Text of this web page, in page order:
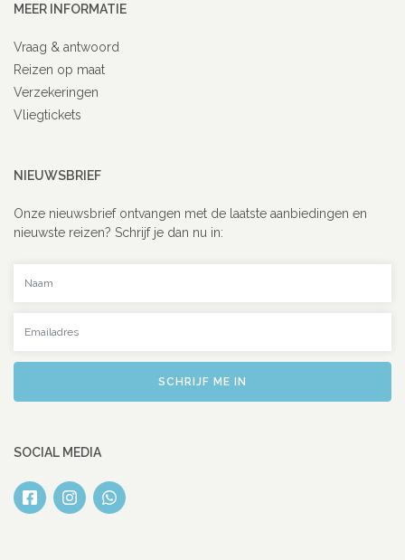
MEER INFORMATIE
Vraag & antwoord
Reizen op maat
Verzekeringen
Vliegtickets
NIEUWSBRIEF
Onze nieuwsbrief ontvangen met de laatste aanbiedingen en
nieuwste reizen? Schrijf je dan nu in:
SCHRIJF ME IN
SOCIAL MEDIA